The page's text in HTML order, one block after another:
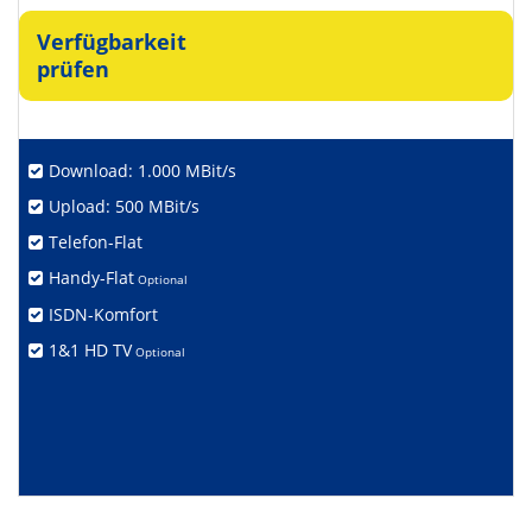
Verfügbarkeit
prüfen
Download: 1.000 MBit/s
Upload: 500 MBit/s
Telefon-Flat
Handy-Flat Optional
ISDN-Komfort
1&1 HD TV Optional